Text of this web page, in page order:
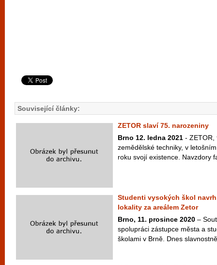
Související články:
ZETOR slaví 75. narozeniny
Brno 12. ledna 2021 - ZETOR,
zemědělské techniky, v
roku svojí existence. Navzdory
Studenti vysokých škol
lokality za areálem Zetor
Brno, 11. prosince 2020 –
spolupráci zástupce města a
školami v Brně. Dnes